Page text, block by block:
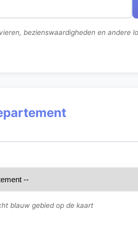
bezienswaardigheden en andere
blauw gebied op de kaart